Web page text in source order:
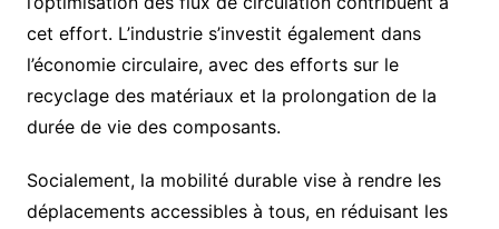
cet effort. L’industrie s’investit également dans
l’économie circulaire, avec des efforts sur le
recyclage des matériaux et la prolongation de la
durée de vie des composants.
Socialement, la mobilité durable vise à rendre les
déplacements accessibles à tous, en réduisant les